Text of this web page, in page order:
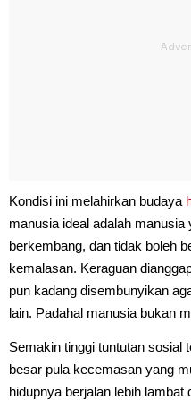
Kondisi ini melahirkan budaya
manusia ideal adalah
berkembang, dan tidak boleh
kemalasan. Keraguan
pun kadang disembunyikan
lain. Padahal manusia bukan
Semakin tinggi tuntutan sosial
besar pula kecemasan yang
hidupnya berjalan lebih lambat